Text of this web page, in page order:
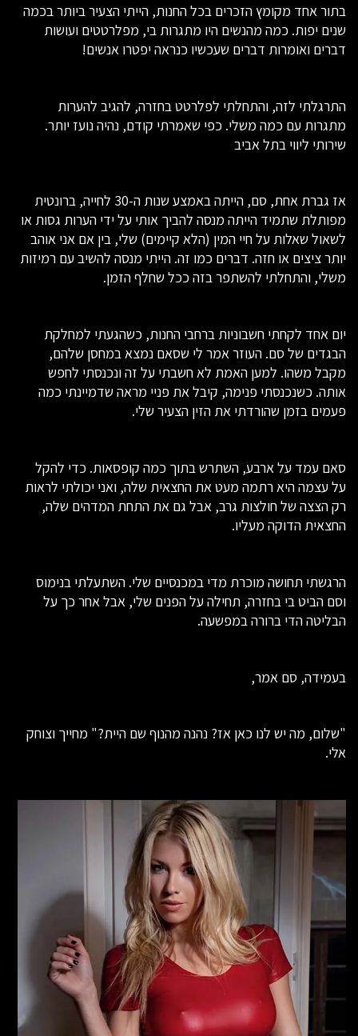
בתור אחד מקומץ הזכרים בכל החנות, הייתי הצעיר ביותר בכמה
שנים יפות. כמה מהנשים היו מתגרות בי, מפלרטטים ועושות
דברים ואומרות דברים שעכשיו כנראה יפטרו אנשים!
התרגלתי לזה, והתחלתי לפלרטט בחזרה, להגיב להערות
מתגרות עם כמה משלי. כפי שאמרתי קודם, נהיה נועז יותר.
שירותי ליווי בתל אביב
אז גברת אחת, סם, הייתה באמצע שנות ה-30 לחייה, ברונטית
מפותלת שתמיד הייתה מנסה להביך אותי על ידי הערות גסות או
לשאול שאלות על חיי המין (הלא קיימים) שלי, בין אם אני אוהב
יותר ציצים או חזה. דברים כמו זה. הייתי מנסה להשיב עם רמיזות
משלי, והתחלתי להשתפר בזה ככל שחלף הזמן.
יום אחד לקחתי חשבוניות ברחבי החנות, כשהגעתי למחלקת
הבגדים של סם. העוזר אמר לי שסאם נמצא במחסן שלהם,
מקבל משהו. למען האמת לא חשבתי על זה ונכנסתי לחפש
אותה. כשנכנסתי פנימה, קיבל את פניי מראה שדמיינתי כמה
פעמים בזמן שהורדתי את הזין הצעיר שלי.
סאם עמד על ארבע, השתרש בתוך כמה קופסאות. כדי להקל
על עצמה היא רתמה מעט את החצאית שלה, ואני יכולתי לראות
רק הצצה של חולצות גרב, אבל גם את התחת המדהים שלה,
החצאית הדוקה מעליו.
הרגשתי תחושה מוכרת מדי במכנסיים שלי. השתעלתי בנימוס
וסם הביט בי בחזרה, תחילה על הפנים שלי, אבל אחר כך על
הבליטה הדי ברורה במפשעה.
בעמידה, סם אמר,
"שלום, מה יש לנו כאן אז? נהנה מהנוף שם היית?" מחייך וצוחק
אלי.